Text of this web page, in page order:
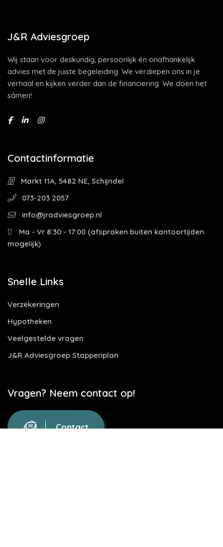
J&R Adviesgroep
Wij staan voor deskundig, persoonlijk én onafhankelijk
advies met de juiste begeleiding. We verdiepen ons in je
verhaal en kijken verder dan de financiering. We doen het
sámen!
Contactinformatie
Markt 11A, 5482 NE, Schijndel
073-203 2057
info@jradviesgroep.nl
Ma - Vr 8:30 - 17:00 (afspraken buiten kantoortijden
mogelijk)
Snelle Links
Verzekeringen
Hypotheken
Veelgestelde vragen
J&R Adviesgroep Stappenplan
Vragen? Neem contact op!
Contact